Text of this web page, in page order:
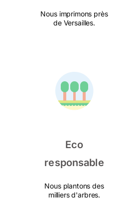
Nous imprimons près
de Versailles.
Eco
responsable
Nous plantons des
milliers d'arbres.